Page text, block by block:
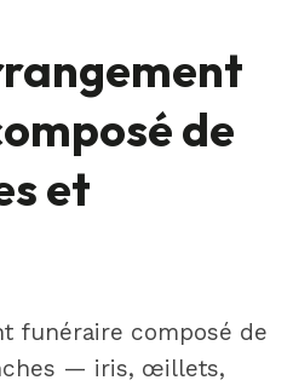
de
et
funéraire composé de
— iris, œillets,